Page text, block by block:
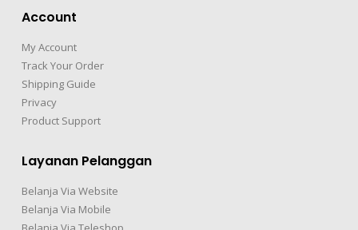
Account
My Account
Track Your Order
Shipping Guide
Privacy
Product Support
Layanan Pelanggan
Belanja Via Website
Belanja Via Mobile